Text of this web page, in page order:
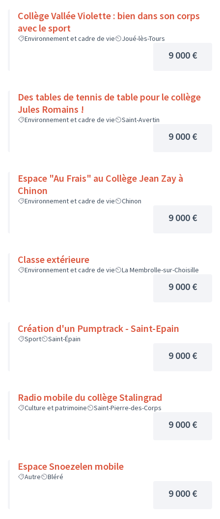
Collège Vallée Violette : bien dans son corps
avec le sport
Environnement et cadre de vie Joué-lès-Tours
9 000 €
Des tables de tennis de table pour le collège
Jules Romains !
Environnement et cadre de vie Saint-Avertin
9 000 €
Espace "Au Frais" au Collège Jean Zay à
Chinon
Environnement et cadre de vie Chinon
9 000 €
Classe extérieure
Environnement et cadre de vie La Membrolle-sur-Choisille
9 000 €
Création d'un Pumptrack - Saint-Epain
Sport Saint-Épain
9 000 €
Radio mobile du collège Stalingrad
Culture et patrimoine Saint-Pierre-des-Corps
9 000 €
Espace Snoezelen mobile
Autre Bléré
9 000 €